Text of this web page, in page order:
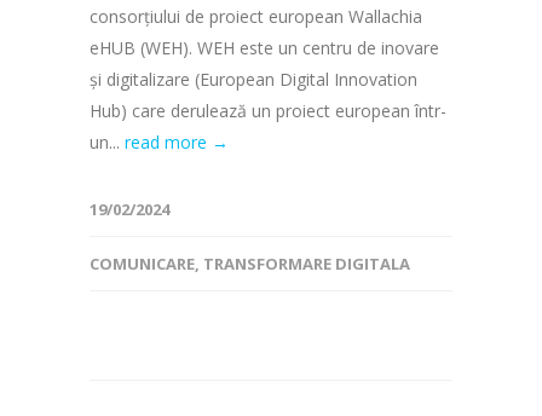
consorțiului de proiect european Wallachia
eHUB (WEH). WEH este un centru de inovare
și digitalizare (European Digital Innovation
Hub) care derulează un proiect european într-
un... read more →
19/02/2024
COMUNICARE, TRANSFORMARE DIGITALA